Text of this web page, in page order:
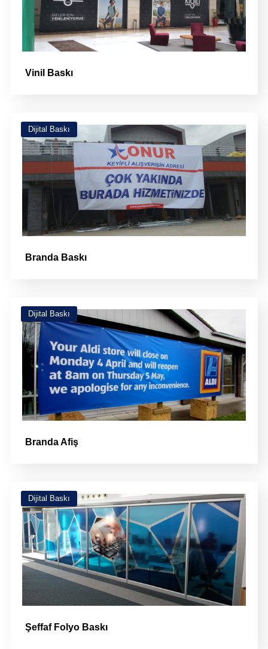
Vinil Baskı
Dijital Baskı
Branda Baskı
Dijital Baskı
Branda Afiş
Dijital Baskı
Şeffaf Folyo Baskı